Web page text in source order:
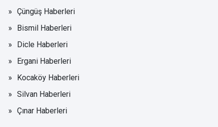
Çüngüş Haberleri
Bismil Haberleri
Dicle Haberleri
Ergani Haberleri
Kocaköy Haberleri
Silvan Haberleri
Çınar Haberleri